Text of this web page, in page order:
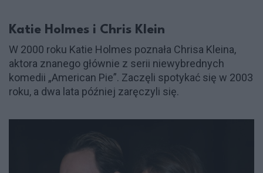
Katie Holmes i Chris Klein
W 2000 roku Katie Holmes poznała Chrisa Kleina,
aktora znanego głównie z serii niewybrednych
komedii „American Pie”. Zaczęli spotykać się w 2003
roku, a dwa lata później zaręczyli się.